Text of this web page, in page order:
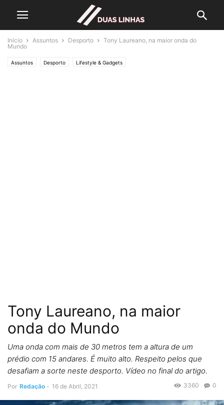
Início Assuntos Desporto
Tony Laureano, na maior onda do
Mundo
Assuntos Desporto Lifestyle & Gadgets
Tony Laureano, na maior
onda do Mundo
Uma onda com mais de 30 metros tem a altura de um
prédio com 15 andares. É muito alto. Respeito pelos que
desafiam a sorte neste desporto. Vídeo no final do artigo.
Por Redação - 16 de Abril, 2021 0
3360